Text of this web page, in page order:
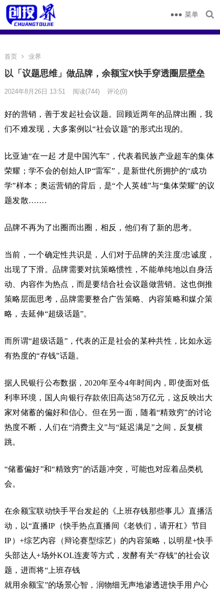
菜单
首页 业界
以「议题思维」做品牌，余额宝X快手穿透圈层壁垒
2024年8月26日 13:51 阅读(744) 评论(0)
好的营销，善于发起社会议题。回顾近两年的品牌出圈，我
们不难发现，大多案例以“社会议题”的形式出现的。
比亚迪“在一起 才是中国汽车”，代表着民族产业超车的集体
荣耀；学不会的创始人IP“雷军”，是新世代所拥护的“成功
学”样本；奥运营销的背后，是“个人英雄”与“集体荣耀”的议
题发散…….
品牌不再为了出圈而出圈，相反，他们有了新的思考。
当前，一个确定性共识是，人们对于品牌的关注度/忠诚度，
出现了下滑。品牌需要对抗策略惯性，不能单纯地以自身活
动、内容作为热点，而是要结合社会议题做营销。这也倒推
策略层面思考，品牌需要整合广告策略、内容策略和媒介策
略，去延伸“超级话题”。
而所谓“超级话题”，代表的正是社会的某种共性，比如永远
有热度的“存钱”话题。
据人民银行公布数据，2020年至今4年时间内，即使面对低
利率环境，国人向银行存款依旧高达58万亿元，这反映出大
家对储蓄的偏好和信心。但在另一面，随着“精致穷”的讨论
热度不断，人们在“消费主义”与“延迟满足”之间，反复横
跳。
“储蓄偏好”和“精致穷”的话题冲突，可能也对应着品类机
会。
在余额宝联动快手平台发起的《上班存钱那些事儿》直播活
动，以“直播IP（快手热点直播间《老铁们，请开杠》节目
IP）+综艺内容（辩论赛型综艺）的内容策略，以明星+快手
头部达人+场外KOL连麦等方式，发酵有关“存钱”的社会议
题，进而将“上班存钱
就用余额宝”的场景心智，润物细无声地渗透进快手用户心